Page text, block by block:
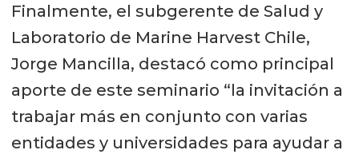
Finalmente, el subgerente de Salud y
Laboratorio de Marine Harvest Chile,
Jorge Mancilla, destacó como principal
aporte de este seminario “la invitación a
trabajar más en conjunto con varias
entidades y universidades para ayudar a